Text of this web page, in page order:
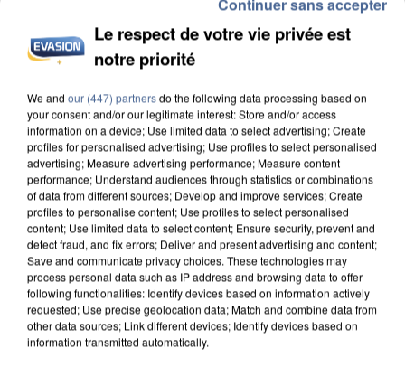
APRÈS TOUTES CES CANICULES, LES REFUGES
DE FAUNE SAUVAGE SONT...
Le respect de votre vie privée est
notre priorité
We and our (447) partnersdo the following data processing based on
your consent and/or our legitimate interest: Store and/or access
information on a device; Use limited data to select advertising; Create
profiles for personalised advertising; Use profiles to select personalised
advertising; Measure advertising performance; Measure content
performance; Understand audiences through statistics or combinations
of data from different sources; Develop and improve services; Create
profiles to personalise content; Use profiles to select personalised
content; Use limited data to select content; Ensure security, prevent and
detect fraud, and fix errors; Deliver and present advertising and content;
Save and communicate privacy choices. These technologies may
process personal data such as IP address and browsing data to offer
following functionalities: Identify devices based on information actively
requested; Use precise geolocation data; Match and combine data from
other data sources; Link different devices; Identify devices based on
information transmitted automatically.